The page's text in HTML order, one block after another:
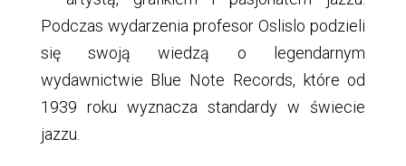
Podczas wydarzenia profesor Oslislo podzieli
się swoją wiedzą o legendarnym
wydawnictwie Blue Note Records, które od
1939 roku wyznacza standardy w świecie
jazzu.